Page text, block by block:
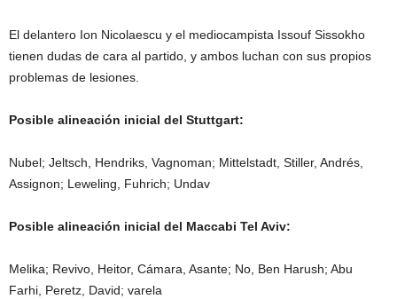
El delantero Ion Nicolaescu y el mediocampista Issouf Sissokho
tienen dudas de cara al partido, y ambos luchan con sus propios
problemas de lesiones.
Posible alineación inicial del Stuttgart:
Nubel; Jeltsch, Hendriks, Vagnoman; Mittelstadt, Stiller, Andrés,
Assignon; Leweling, Fuhrich; Undav
Posible alineación inicial del Maccabi Tel Aviv:
Melika; Revivo, Heitor, Cámara, Asante; No, Ben Harush; Abu
Farhi, Peretz, David; varela